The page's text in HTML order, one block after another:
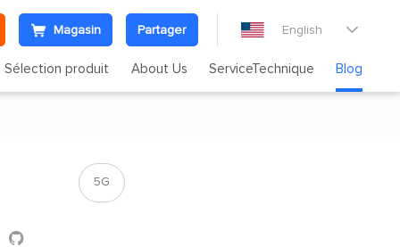
Magasin Partager English 
Sélection produit About Us ServiceTechnique Blog

5G